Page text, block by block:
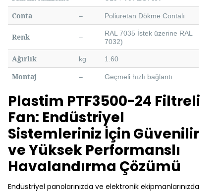
Conta – Poliuretan Dökme Contalı
Renk –
RAL 7035 İstek üzerine RAL
7032)
Ağırlık kg 1.60
Montaj – Geçmeli hızlı bağlantı
Plastim PTF3500-24 Filtreli
Fan: Endüstriyel
Sistemleriniz İçin Güvenilir
ve Yüksek Performanslı
Havalandırma Çözümü
Endüstriyel panolarınızda ve elektronik ekipmanlarınızda